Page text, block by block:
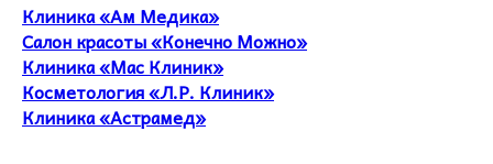
Клиника «Ам Медика»
Салон красоты «Конечно Можно»
Клиника «Мас Клиник»
Косметология «Л.Р. Клиник»
Клиника «Астрамед»